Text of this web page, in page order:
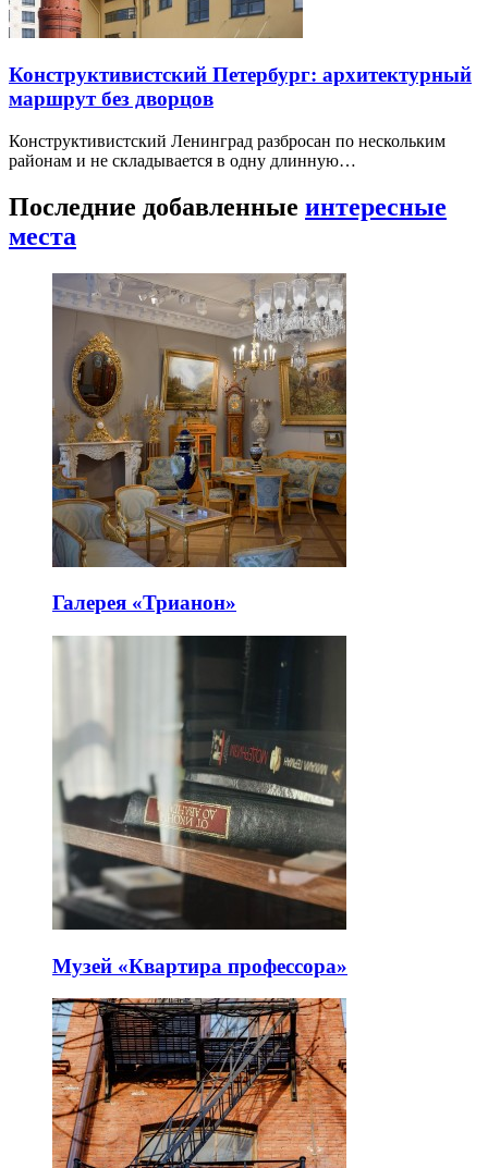
Конструктивистский Петербург: архитектурный
маршрут без дворцов
Конструктивистский Ленинград разбросан по нескольким
районам и не складывается в одну длинную…
Последние добавленные интересные
места
Галерея «Трианон»
Музей «Квартира профессора»